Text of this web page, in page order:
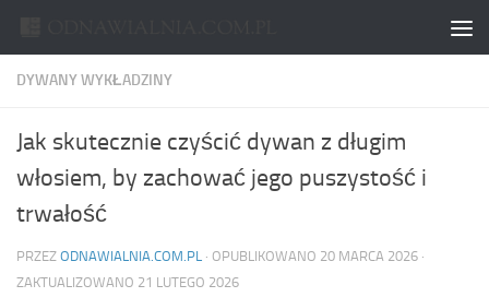
DYWANY WYKŁADZINY
Jak skutecznie czyścić dywan z długim
włosiem, by zachować jego puszystość i
trwałość
PRZEZ ODNAWIALNIA.COM.PL · OPUBLIKOWANO 20 MARCA 2026 ·
ZAKTUALIZOWANO 21 LUTEGO 2026